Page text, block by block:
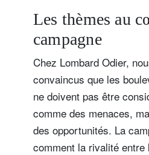
Les thèmes au
campagne
Chez Lombard Odier,
convaincus que les
ne doivent pas être
comme des menaces,
des opportunités. La
comment la rivalité